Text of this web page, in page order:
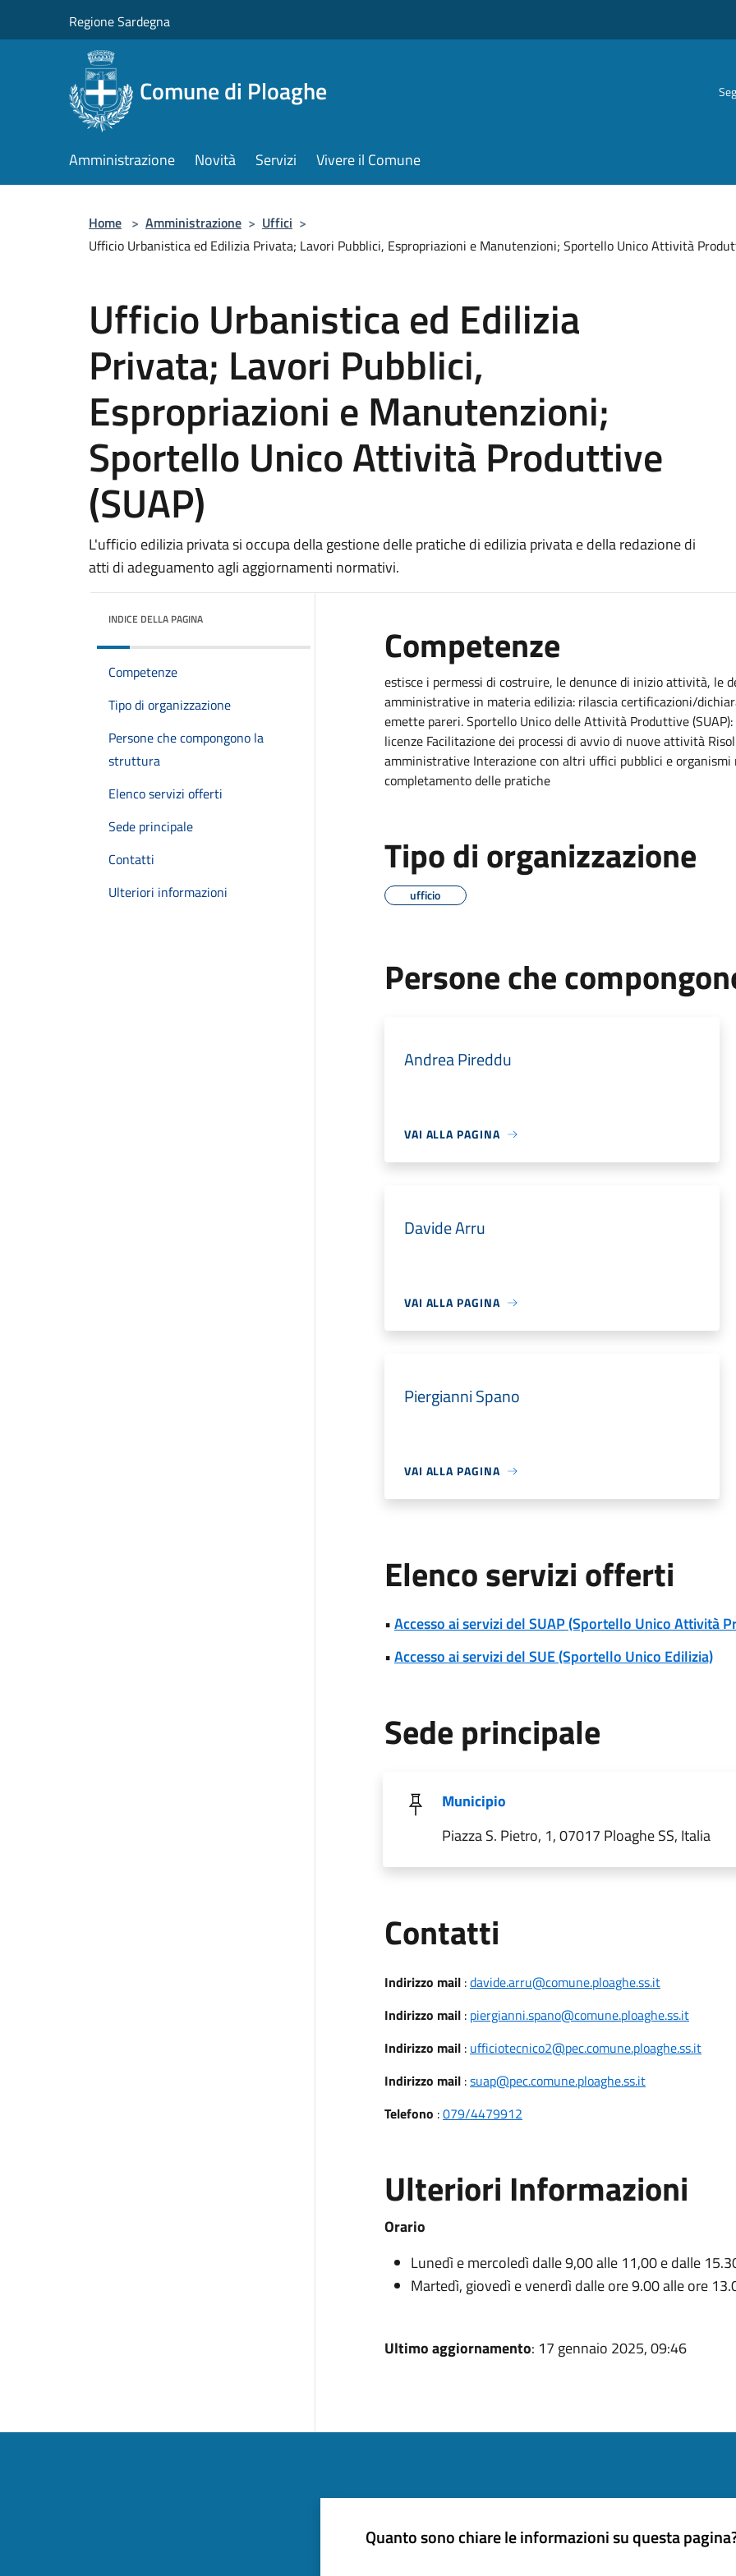
Regione Sardegna
Comune di Ploaghe
Amministrazione Novità Servizi Vivere il Comune
Home > Amministrazione > Uffici >
Ufficio Urbanistica ed Edilizia Privata; Lavori Pubblici, Espropriazioni e Manutenzioni; Sportello Unico Attività
Ufficio Urbanistica ed Edilizia
Privata; Lavori Pubblici,
Espropriazioni e Manutenzioni;
Sportello Unico Attività Produttive
(SUAP)
L'ufficio edilizia privata si occupa della gestione delle pratiche di edilizia privata e della redazione di
atti di adeguamento agli aggiornamenti normativi.
INDICE DELLA PAGINA
Competenze
Tipo di organizzazione
Persone che compongono la
struttura
Elenco servizi offerti
Sede principale
Contatti
Ulteriori informazioni
Competenze
estisce i permessi di costruire, le denunce di inizio attività, le
amministrative in materia edilizia: rilascia certificazioni/
emette pareri. Sportello Unico delle Attività Produttive
licenze Facilitazione dei processi di avvio di nuove attività
amministrative Interazione con altri uffici pubblici e
completamento delle pratiche
Tipo di organizzazione
ufficio
Persone che
Andrea Pireddu
VAI ALLA PAGINA
Davide Arru
VAI ALLA PAGINA
Piergianni Spano
VAI ALLA PAGINA
Elenco servizi offerti
•Accesso ai servizi del SUAP (Sportello Unico Attività
•Accesso ai servizi del SUE (Sportello Unico Edilizia)
Sede principale
Municipio
Piazza S. Pietro, 1, 07017 Ploaghe SS, Italia
Contatti
Indirizzo mail:davide.arru@comune.ploaghe.ss.it
Indirizzo mail: piergianni.spano@comune.ploaghe.ss.it
Indirizzo mail: ufficiotecnico2@pec.comune.ploaghe.ss.it
Indirizzo mail:suap@pec.comune.ploaghe.ss.it
Telefono :079/4479912
Ulteriori Informazioni
Orario
Lunedì e mercoledì dalle 9,00 alle 11,00 e dalle
Martedì, giovedì e venerdì dalle ore 9.00 alle ore
Ultimo aggiornamento: 17 gennaio 2025, 09:46
Quanto sono chiare le informazioni su questa